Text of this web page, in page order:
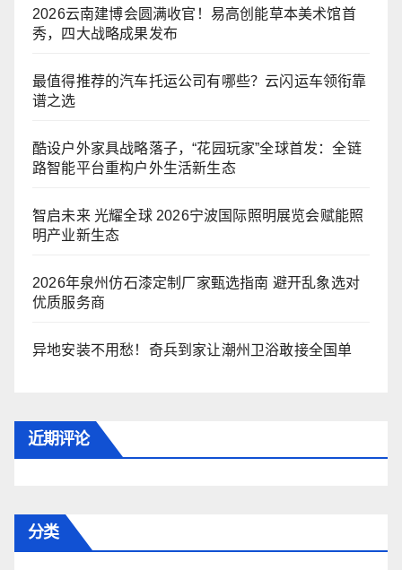
2026云南建博会圆满收官！易高创能草本美术馆首
秀，四大战略成果发布
最值得推荐的汽车托运公司有哪些？云闪运车领衔靠
谱之选
酷设户外家具战略落子，“花园玩家”全球首发：全链
路智能平台重构户外生活新生态
智启未来 光耀全球 2026宁波国际照明展览会赋能照
明产业新生态
2026年泉州仿石漆定制厂家甄选指南 避开乱象选对
优质服务商
异地安装不用愁！奇兵到家让潮州卫浴敢接全国单
近期评论
分类